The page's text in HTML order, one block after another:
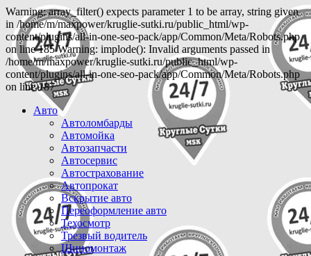
Warning: array_filter() expects parameter 1 to be array, string given
in /home/m/maxpower/kruglie-sutki.ru/public_html/wp-
content/plugins/all-in-one-seo-pack/app/Common/Meta/Robots.php
on line 185 Warning: implode(): Invalid arguments passed in
/home/m/maxpower/kruglie-sutki.ru/public_html/wp-
content/plugins/all-in-one-seo-pack/app/Common/Meta/Robots.php
on line 187
Авто
Автоломбарды
Автомойка
Автозапчасти
Автосервис
Автострахование
Автопрокат
Вскрытие авто
Переоформление авто
Техосмотр
Трезвый водитель
Шиномонтаж